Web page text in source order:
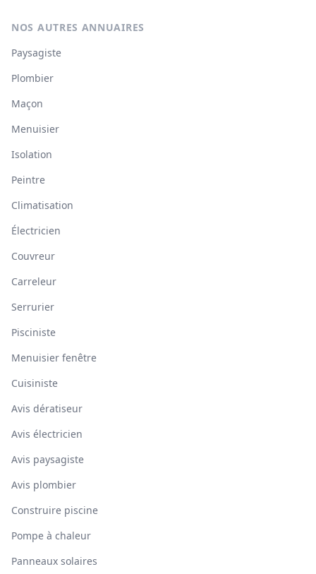
NOS AUTRES ANNUAIRES
Paysagiste
Plombier
Maçon
Menuisier
Isolation
Peintre
Climatisation
Électricien
Couvreur
Carreleur
Serrurier
Pisciniste
Menuisier fenêtre
Cuisiniste
Avis dératiseur
Avis électricien
Avis paysagiste
Avis plombier
Construire piscine
Pompe à chaleur
Panneaux solaires